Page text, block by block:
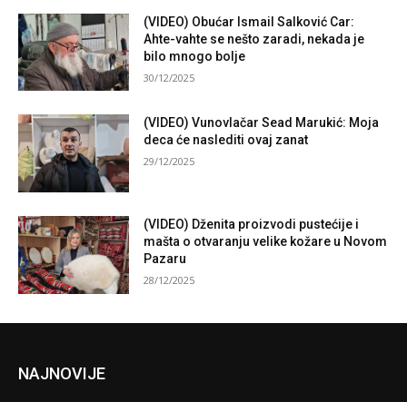
(VIDEO) Obućar Ismail Salković Car:
Ahte-vahte se nešto zaradi, nekada je
bilo mnogo bolje
30/12/2025
(VIDEO) Vunovlačar Sead Marukić: Moja
deca će naslediti ovaj zanat
29/12/2025
(VIDEO) Dženita proizvodi pustećije i
mašta o otvaranju velike kožare u Novom
Pazaru
28/12/2025
NAJNOVIJE